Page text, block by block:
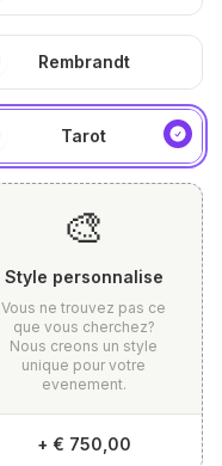
Rembrandt
Tarot
🎨
Style personnalise
Vous ne trouvez pas ce
que vous cherchez?
Nous creons un style
unique pour votre
evenement.
+ € 750,00